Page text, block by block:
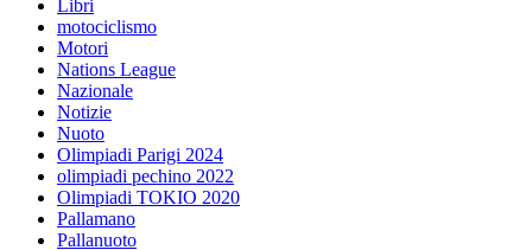
Libri
motociclismo
Motori
Nations League
Nazionale
Notizie
Nuoto
Olimpiadi Parigi 2024
olimpiadi pechino 2022
Olimpiadi TOKIO 2020
Pallamano
Pallanuoto